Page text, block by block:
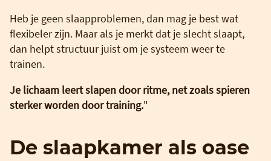
Heb je geen slaapproblemen, dan mag je best wat
flexibeler zijn. Maar als je merkt dat je slecht slaapt,
dan helpt structuur juist om je systeem weer te
trainen.
Je lichaam leert slapen door ritme, net zoals spieren
sterker worden door training."
De slaapkamer als oase